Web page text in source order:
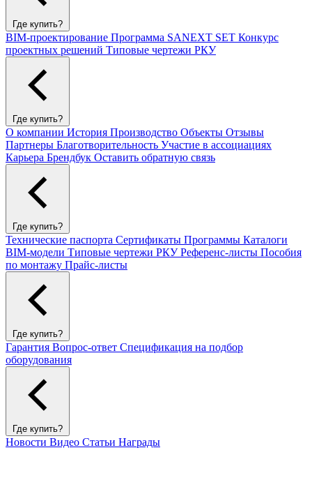
Где купить?
BIM-проектирование Программа SANEXT SET Конкурс
проектных решений Типовые чертежи РКУ
Где купить?
О компании История Производство Объекты Отзывы
Партнеры Благотворительность Участие в ассоциациях
Карьера Брендбук Оставить обратную связь
Где купить?
Технические паспорта Сертификаты Программы Каталоги
BIM-модели Типовые чертежи РКУРеференс-листы Пособия
по монтажу Прайс-листы
Где купить?
Гарантия Вопрос-ответ Спецификация на подбор
оборудования
Где купить?
Новости Видео Статьи Награды